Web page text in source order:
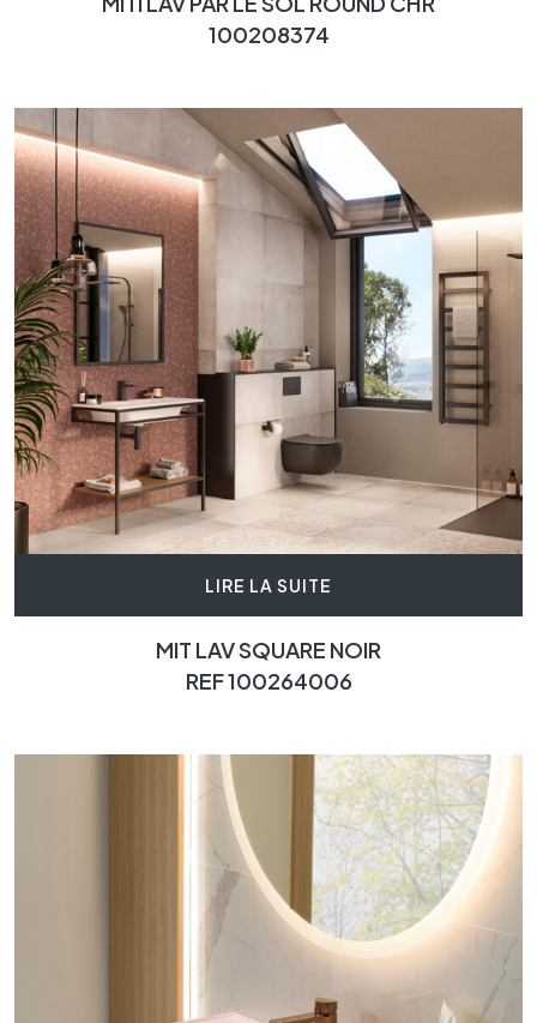
100208374
LIRE LA SUITE
MIT LAV SQUARE NOIR
REF 100264006